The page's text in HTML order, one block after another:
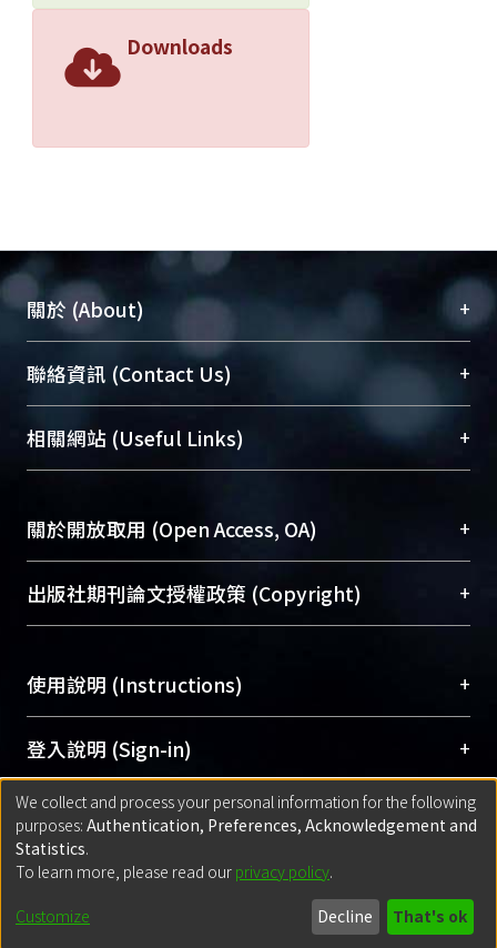
Downloads
關於 (About) +
臺大位居世界頂尖大學之列，為永久珍藏及向國際
展現本校豐碩的研究成果及學術能量，圖書館整合
機構典藏（NTUR）與學術庫（AH）不同功能平
台，成為臺大學術典藏NTU scholars。期能整合研
成果。
To permanently archive and promote researcher
profiles and scholarly works, Library integrates the
services of “NTU Repository” with “Academic
聯絡資訊 (Contact Us) +
總館學科館員(Main Library)
醫學圖書館學科館員(Medical Library)
Sciences Library)
相關網站 (Useful Links) +
關於開放取用 (Open Access, OA) +
開放取用是從使用者角度提升資訊取用性的社會運
動，應用在學術研究上是透過將研究著作公開供使
用逐年攀升。同時可加速研究發展、提升研究影響
Archive）平台。 （點選深入了解OA）
出版社期刊論文授權政策 (Copyright) +
含部分內容的版權非匯入者所有，或由第三方贊
助與合作完成，請確認該版權所有者及第三方同
意提供此授權。
Please represent that the submission is your
original work, and that you have the right to
grant the rights to upload.
若欲上傳已出版的全文電子檔，可使用
policy finder
網站查詢，以確認出版單位之版權
政策。
使用說明 (Instructions) +
網站簡介(Quickstart Guide)
使用手冊(Instruction Manual)
線上預約服務(Booking Service)
登入說明 (Sign-in) +
方案一：臺灣大學計算機中心帳號登入
(With C&INC Email Account)
方案二：ORCID帳號登入(With ORCID)
匯入著作 (Submission) +
方案一：定期更新ORCID者，以ID匯入
for identifier (ORCID))
方案二：
(Default mode Submission)
Built withDSpace-CRIS software
- Extension maintained and optimized
We collect and process your personal information for the following
purposes: Authentication, Preferences, Acknowledgement and
Statistics.
To learn more, please read our privacy policy.
Customize Decline That's ok